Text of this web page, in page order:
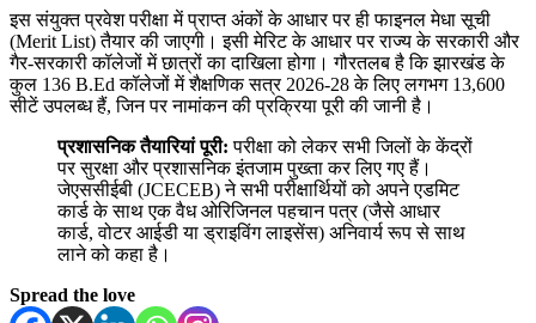
इस संयुक्त प्रवेश परीक्षा में प्राप्त अंकों के आधार पर ही फाइनल मेधा सूची
(Merit List) तैयार की जाएगी। इसी मेरिट के आधार पर राज्य के सरकारी और
गैर-सरकारी कॉलेजों में छात्रों का दाखिला होगा। गौरतलब है कि झारखंड के
कुल 136 B.Ed कॉलेजों में शैक्षणिक सत्र 2026-28 के लिए लगभग 13,600
सीटें उपलब्ध हैं, जिन पर नामांकन की प्रक्रिया पूरी की जानी है।
प्रशासनिक तैयारियां पूरी: परीक्षा को लेकर सभी जिलों के केंद्रों
पर सुरक्षा और प्रशासनिक इंतजाम पुख्ता कर लिए गए हैं।
जेएससीईबी (JCECEB) ने सभी परीक्षार्थियों को अपने एडमिट
कार्ड के साथ एक वैध ओरिजिनल पहचान पत्र (जैसे आधार
कार्ड, वोटर आईडी या ड्राइविंग लाइसेंस) अनिवार्य रूप से साथ
लाने को कहा है।
Spread the love